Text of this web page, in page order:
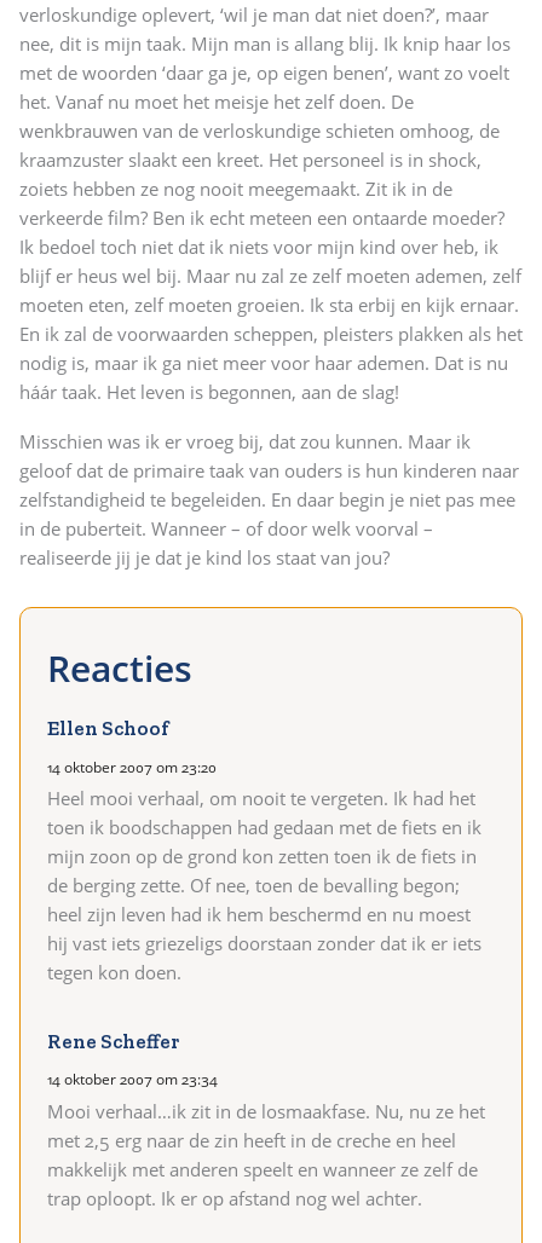
verloskundige oplevert, ‘wil je man dat niet doen?’, maar
nee, dit is mijn taak. Mijn man is allang blij. Ik knip haar los
met de woorden ‘daar ga je, op eigen benen’, want zo voelt
het. Vanaf nu moet het meisje het zelf doen. De
wenkbrauwen van de verloskundige schieten omhoog, de
kraamzuster slaakt een kreet. Het personeel is in shock,
zoiets hebben ze nog nooit meegemaakt. Zit ik in de
verkeerde film? Ben ik echt meteen een ontaarde moeder?
Ik bedoel toch niet dat ik niets voor mijn kind over heb, ik
blijf er heus wel bij. Maar nu zal ze zelf moeten ademen, zelf
moeten eten, zelf moeten groeien. Ik sta erbij en kijk ernaar.
En ik zal de voorwaarden scheppen, pleisters plakken als het
nodig is, maar ik ga niet meer voor haar ademen. Dat is nu
háár taak. Het leven is begonnen, aan de slag!
Misschien was ik er vroeg bij, dat zou kunnen. Maar ik
geloof dat de primaire taak van ouders is hun kinderen naar
zelfstandigheid te begeleiden. En daar begin je niet pas mee
in de puberteit. Wanneer – of door welk voorval –
realiseerde jij je dat je kind los staat van jou?
Ellen Schoof
14 oktober 2007 om 23:20
Heel mooi verhaal, om nooit te vergeten. Ik had het
toen ik boodschappen had gedaan met de fiets en ik
mijn zoon op de grond kon zetten toen ik de fiets in
de berging zette. Of nee, toen de bevalling begon;
heel zijn leven had ik hem beschermd en nu moest
hij vast iets griezeligs doorstaan zonder dat ik er iets
tegen kon doen.
Rene Scheffer
14 oktober 2007 om 23:34
Mooi verhaal…ik zit in de losmaakfase. Nu, nu ze het
met 2,5 erg naar de zin heeft in de creche en heel
makkelijk met anderen speelt en wanneer ze zelf de
trap oploopt. Ik er op afstand nog wel achter.